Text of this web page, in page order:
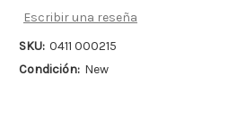
Escribir una reseña
SKU: 0411 000215
Condición: New